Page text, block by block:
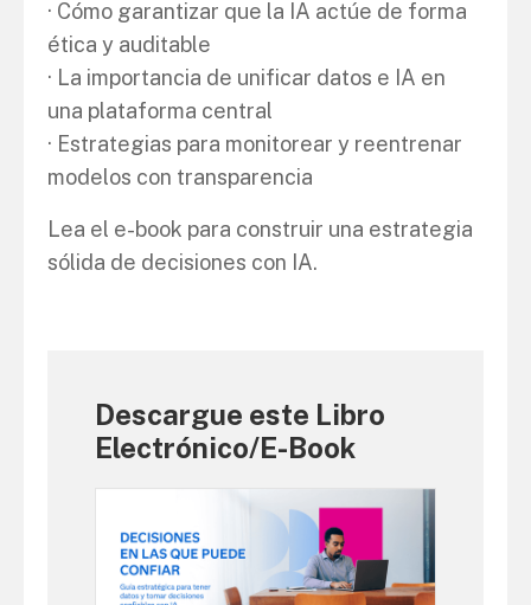
· Cómo garantizar que la IA actúe de forma
ética y auditable
· La importancia de unificar datos e IA en
una plataforma central
· Estrategias para monitorear y reentrenar
modelos con transparencia
Lea el e-book para construir una estrategia
sólida de decisiones con IA.
Descargue este Libro
Electrónico/E-Book